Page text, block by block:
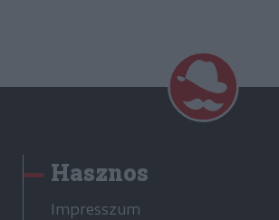
Hasznos
Impresszum